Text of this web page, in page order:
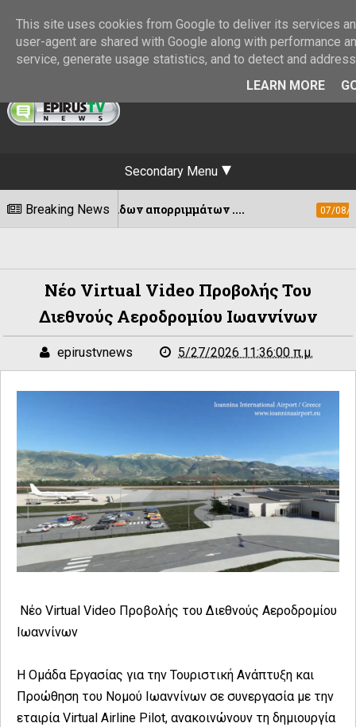
Secondary Menu
Breaking News
απορριμμάτων .... 07/08/2026 Εκδόθηκε η
Νέο Virtual Video Προβολής Του
Διεθνούς Αεροδρομίου Ιωαννίνων
epirustvnews 5/27/2026 11:36:00 π.μ.
Νέο Virtual Video Προβολής του Διεθνούς Αεροδρομίου
Ιωαννίνων
Η Ομάδα Εργασίας για την Τουριστική Ανάπτυξη και
Προώθηση του Νομού Ιωαννίνων σε συνεργασία με την
εταιρία Virtual Airline Pilot, ανακοινώνουν τη δημιουργία
This site uses cookies from Google to deliver its services
user-agent are shared with Google along with performance
service, generate usage statistics, and to detect and
LEARN MORE